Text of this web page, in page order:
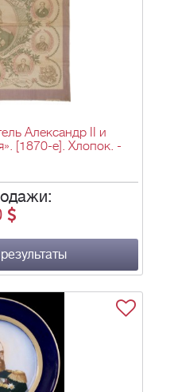
Александр II и
[1870-е]. Хлопок. -